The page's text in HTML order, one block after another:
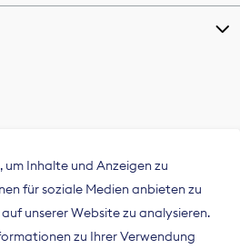
Inhalte und Anzeigen zu
für soziale Medien anbieten zu
unserer Website zu analysieren.
zu Ihrer Verwendung